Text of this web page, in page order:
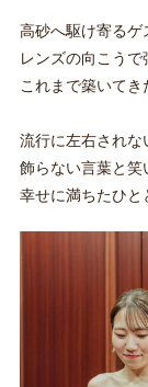
高砂へ駆け寄るゲ
レンズの向こうで
これまで築いてき
流行に左右されな
飾らない言葉と笑
幸せに満ちたひと